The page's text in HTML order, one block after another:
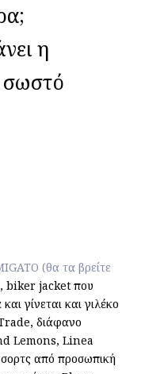
η
σωστό
(θα τα βρείτε
, biker jacket που
γίνεται και γιλέκο
διάφανο
Lemons, Linea
από προσωπική